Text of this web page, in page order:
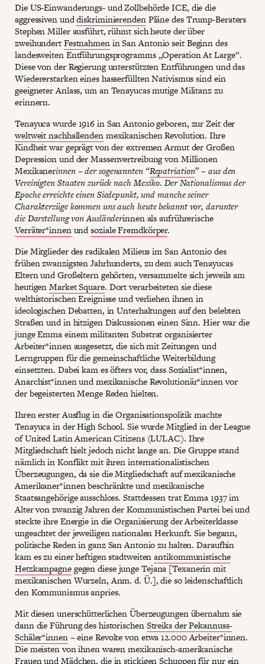
Die US-Einwanderungs- und Zollbehörde ICE, die die
aggressiven unddiskriminierendenPläne des Trump-Beraters
Stephen Miller ausführt, rühmt sich heute der über
zweihundertFestnahmenin San Antonio seit Beginn des
landesweiten Entführungsprogramms „Operation At Large“.
Diese von der Regierung unterstützten Entführungen und das
Wiedererstarken eines hasserfüllten Nativismus sind ein
geeigneter Anlass, um an Tenayucas mutige Militanz zu
erinnern.
Tenayuca wurde 1916 in San Antonio geboren, zur Zeit der
weltweit nachhallendenmexikanischen Revolution. Ihre
Kindheit war geprägt von der extremen Armut der Großen
Depression und der Massenvertreibung von Millionen
Mexikanerinnen – der sogenannten “Repatriation” – aus den
Vereinigten Staaten zurück nach Mexiko. Der Nationalismus der
Epoche erreichte einen Siedepunkt, und manche seiner
Charakterzüge kommen uns auch heute bekannt vor, darunter
die Darstellung von Ausländerinnen als aufrührerische
Verräter*innenundsoziale Fremdkörper.
Die Mitglieder des radikalen Milieus im San Antonio des
frühen zwanzigsten Jahrhunderts, zu dem auch Tenayucas
Eltern und Großeltern gehörten, versammelte sich jeweils am
heutigenMarket Square. Dort verarbeiteten sie diese
welthistorischen Ereignisse und verliehen ihnen in
ideologischen Debatten, in Unterhaltungen auf den belebten
Straßen und in hitzigen Diskussionen einen Sinn. Hier war die
junge Emma einem militanten Substrat organisierter
Arbeiter*innen ausgesetzt, die sich mit Zeitungen und
Lerngruppen für die gemeinschaftliche Weiterbildung
einsetzten. Dabei kam es öfters vor, dass Sozialist*innen,
Anarchist*innen und mexikanische Revolutionär*innen vor
der begeisterten Menge Reden hielten.
Ihren erster Ausflug in die Organisationspolitik machte
Tenayuca in der High School. Sie wurde Mitglied in der League
of United Latin American Citizens (LULAC). Ihre
Mitgliedschaft hielt jedoch nicht lange an. Die Gruppe stand
nämlich in Konflikt mit ihren internationalistischen
Überzeugungen, da sie die Mitgliedschaft auf mexikanische
Amerikaner*innen beschränkte und mexikanische
Staatsangehörige ausschloss. Stattdessen trat Emma 1937 im
Alter von zwanzig Jahren der Kommunistischen Partei bei und
steckte ihre Energie in die Organisierung der Arbeiterklasse
ungeachtet der jeweiligen nationalen Herkunft. Sie begann,
politische Reden in ganz San Antonio zu halten. Daraufhin
kam es zu einer heftigen stadtweitenantikommunistische
Hetzkampagnegegen diese junge Tejana [Texanerin mit
mexikanischen Wurzeln, Anm. d. Ü.], die so leidenschaftlich
den Kommunismus anpries.
Mit diesen unerschütterlichen Überzeugungen übernahm sie
dann die Führung des historischenStreiks der Pekannuss-
Schäler*innen– eine Revolte von etwa 12.000 Arbeiter*innen.
Die meisten von ihnen waren mexikanisch-amerikanische
Frauen und Mädchen, die in stickigen Schuppen für nur ein